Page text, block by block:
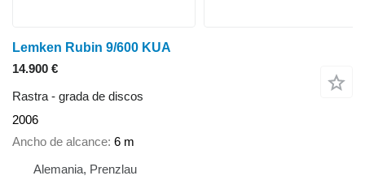
Lemken Rubin 9/600 KUA
14.900 €
Rastra - grada de discos
2006
Ancho de alcance 6 m
Alemania, Prenzlau